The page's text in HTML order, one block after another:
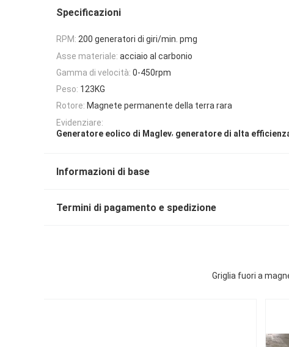
Specificazioni
RPM: 200 generatori di giri/min. pmg
Asse materiale: acciaio al carbonio
Gamma di velocità: 0-450rpm
Peso: 123KG
Rotore: Magnete permanente della terra rara
Evidenziare:
Generatore eolico di Maglev, generatore di alta
Informazioni di base
Termini di pagamento e spedizione
Griglia fuori a